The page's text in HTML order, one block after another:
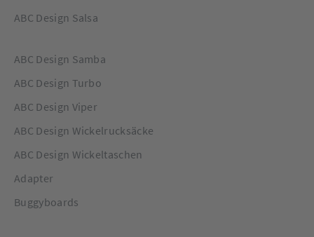
ABC Design Salsa
ABC Design Samba
ABC Design Turbo
ABC Design Viper
ABC Design Wickelrucksäcke
ABC Design Wickeltaschen
Adapter
Buggyboards